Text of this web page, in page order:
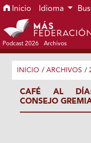
Ir al menú de
Ir al contenido principal
Ir al pie de página del
Inicio Idioma
Podcast 2026 Archivos
INICIO / ARCHIVOS /
CAFÉ AL
CONSEJO